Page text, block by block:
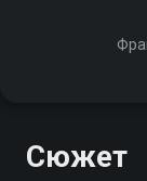
Сюжет